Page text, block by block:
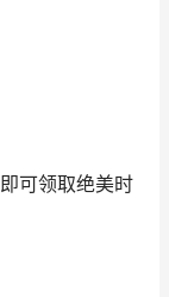
可领取绝美时